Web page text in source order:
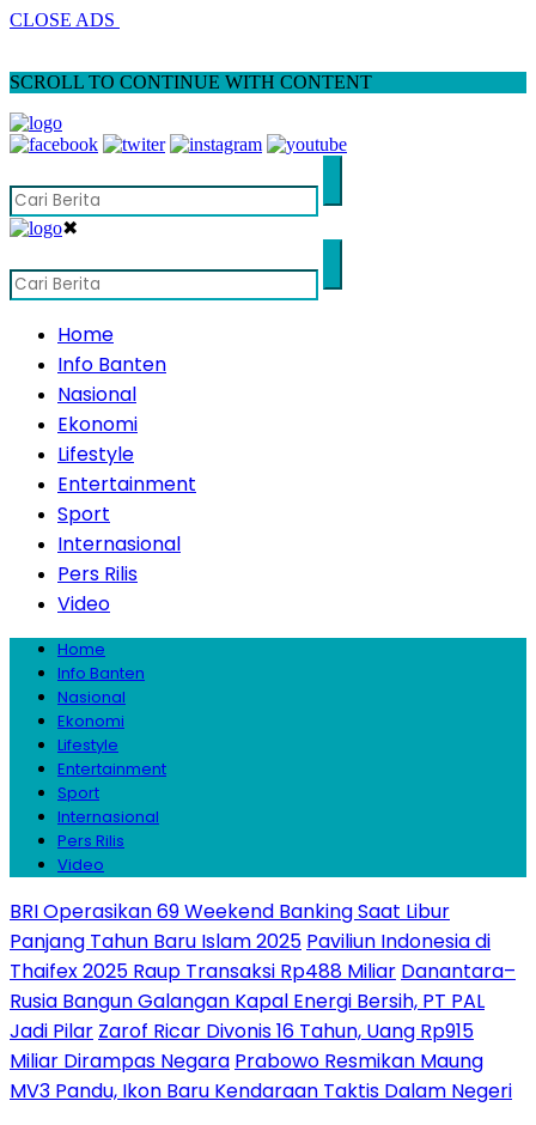
CLOSE ADS
SCROLL TO CONTINUE WITH CONTENT
✖
Home
Info Banten
Nasional
Ekonomi
Lifestyle
Entertainment
Sport
Internasional
Pers Rilis
Video
Home
Info Banten
Nasional
Ekonomi
Lifestyle
Entertainment
Sport
Internasional
Pers Rilis
Video
BRI Operasikan 69 Weekend Banking Saat Libur
Panjang Tahun Baru Islam 2025 Paviliun Indonesia di
Thaifex 2025 Raup Transaksi Rp488 Miliar Danantara–
Rusia Bangun Galangan Kapal Energi Bersih, PT PAL
Jadi Pilar Zarof Ricar Divonis 16 Tahun, Uang Rp915
Miliar Dirampas Negara Prabowo Resmikan Maung
MV3 Pandu, Ikon Baru Kendaraan Taktis Dalam Negeri